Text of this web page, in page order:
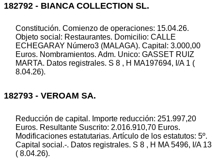
182792 - BIANCA COLLECTION SL.
Constitución. Comienzo de operaciones: 15.04.26.
Objeto social: Restaurantes. Domicilio: CALLE
ECHEGARAY Número3 (MALAGA). Capital: 3.000,00
Euros. Nombramientos. Adm. Unico: GASSET RUIZ
MARTA. Datos registrales. S 8 , H MA197694, I/A 1 (
8.04.26).
182793 - VEROAM SA.
Reducción de capital. Importe reducción: 251.997,20
Euros. Resultante Suscrito: 2.016.910,70 Euros.
Modificaciones estatutarias. Artículo de los estatutos: 5º.
Capital social.-. Datos registrales. S 8 , H MA 5496, I/A 13
( 8.04.26).